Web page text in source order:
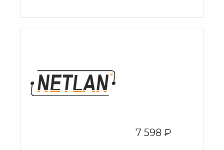
7 598 ₽